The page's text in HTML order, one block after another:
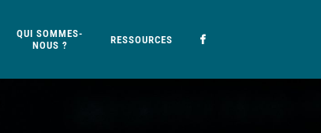
QUI SOMMES-
NOUS ?
RESSOURCES